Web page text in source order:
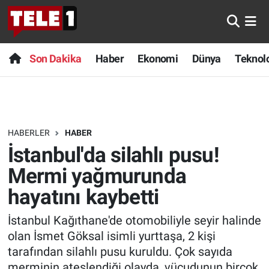
Son Dakika Haber Ekonomi Dünya
HABERLER HABER
İstanbul'da silahlı pusu!
Mermi yağmurunda
hayatını kaybetti
İstanbul Kağıthane'de otomobiliyle seyir halinde
olan İsmet Göksal isimli yurttaşa, 2 kişi
tarafından silahlı pusu kuruldu. Çok sayıda
Anında Manşet
Başka Sohbetler
Bilim turu
Bilim ve Teknoloji Evreni
Doğa Konuşuyor
Dünya
Ege Saati
Son Dakika
Haber
Dünya
Teknoloji
Sağlık
Spor
Yayın Akışı
Nöbetçi Eczaneler
Hava Durumu
Trafik Durumu
Süper Lig Puan Durumu ve Fikstür
Tüm Manşetler
Son Dakika Haberleri
Haber Arşivi